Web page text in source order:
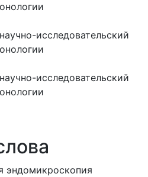
исследовательский
исследовательский
эндомикроскопия